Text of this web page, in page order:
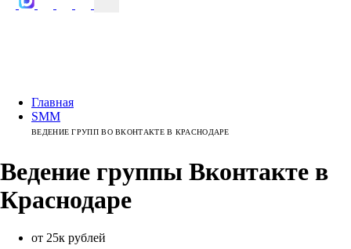
Главная
SMM
ВЕДЕНИЕ ГРУПП ВО ВКОНТАКТЕ В КРАСНОДАРЕ
Ведение группы Вконтакте в
Краснодаре
от 25к рублей